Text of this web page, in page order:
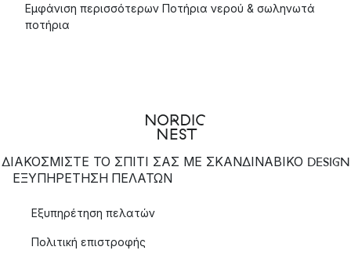
Εμφάνιση περισσότερων Ποτήρια νερού & σωληνωτά
ποτήρια
ΔΙΑΚΟΣΜΙΣΤΕ ΤΟ ΣΠΙΤΙ ΣΑΣ ΜΕ ΣΚΑΝΔΙΝΑΒΙΚΟ DESIGN
ΕΞΥΠΗΡΈΤΗΣΗ ΠΕΛΑΤΏΝ
Εξυπηρέτηση πελατών
Πολιτική επιστροφής